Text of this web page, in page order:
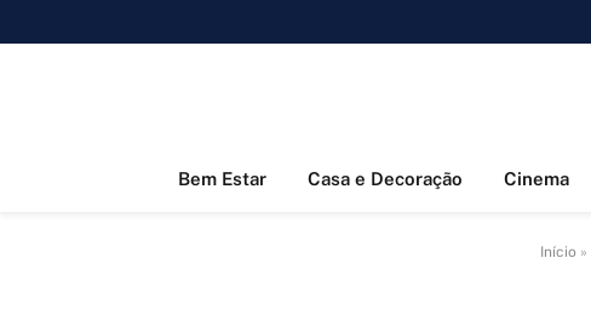
Bem Estar Casa e Decoração Cinema
Início »